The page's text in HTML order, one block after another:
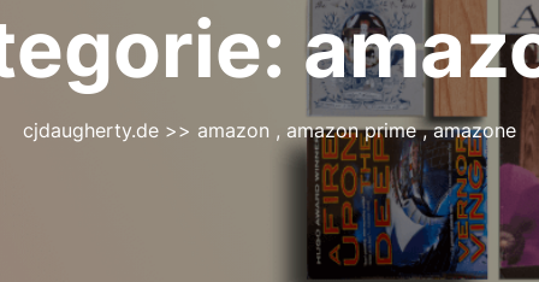
cjdaugherty.de >> amazon , amazon prime,amazone